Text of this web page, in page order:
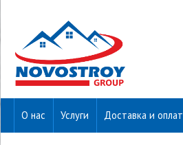
О нас Услуги Доставка и